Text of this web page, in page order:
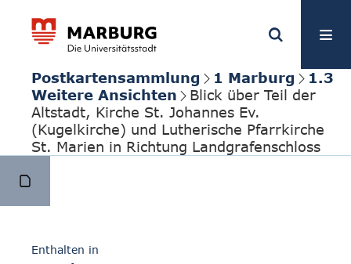
Postkartensammlung 1 Marburg
1.3
Weitere Ansichten
Blick über Teil der
Altstadt, Kirche St. Johannes Ev.
(Kugelkirche) und Lutherische Pfarrkirche
St. Marien in Richtung Landgrafenschloss
Enthalten in